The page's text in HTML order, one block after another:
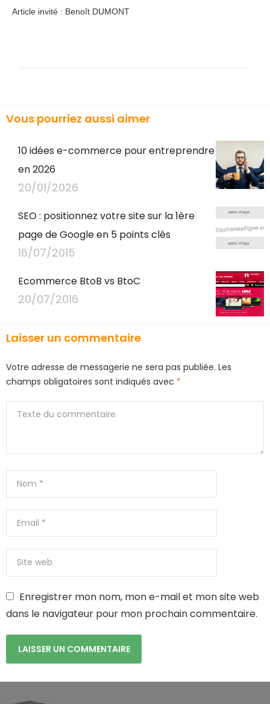
Article invité : Benoît DUMONT
Vous pourriez aussi aimer
10 idées e-commerce pour entreprendre
en 2026
20/01/2026
SEO : positionnez votre site sur la 1ère
page de Google en 5 points clés
16/07/2015
Ecommerce BtoB vs BtoC
20/07/2016
Laisser un commentaire
Votre adresse de messagerie ne sera pas publiée. Les
champs obligatoires sont indiqués avec *
Enregistrer mon nom, mon e-mail et mon site web
dans le navigateur pour mon prochain commentaire.